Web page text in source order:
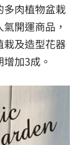
多肉植物盆栽
開運商品，
及造型花器
加3成。